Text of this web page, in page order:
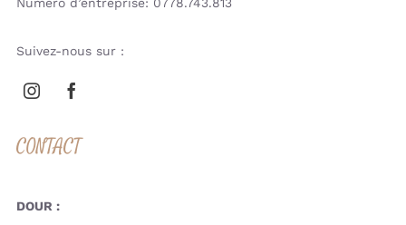
Numéro d’entreprise: 0778.743.813
Suivez-nous sur :
CONTACT
DOUR :